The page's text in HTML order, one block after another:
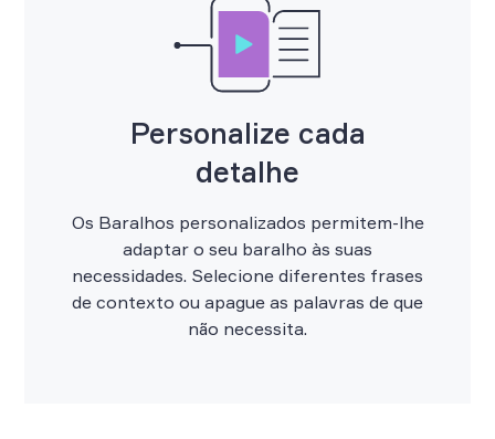
Personalize cada
detalhe
Os Baralhos personalizados permitem-lhe
adaptar o seu baralho às suas
necessidades. Selecione diferentes frases
de contexto ou apague as palavras de que
não necessita.